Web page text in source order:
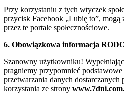
Przy korzystaniu z tych wtyczek
przycisk Facebook „Lubię to”, mogą
przez te portale społecznościowe.
6. Obowiązkowa informacja
Szanowny użytkowniku!
pragniemy przypomnieć
przetwarzania danych dostarczanych
korzystania ze strony